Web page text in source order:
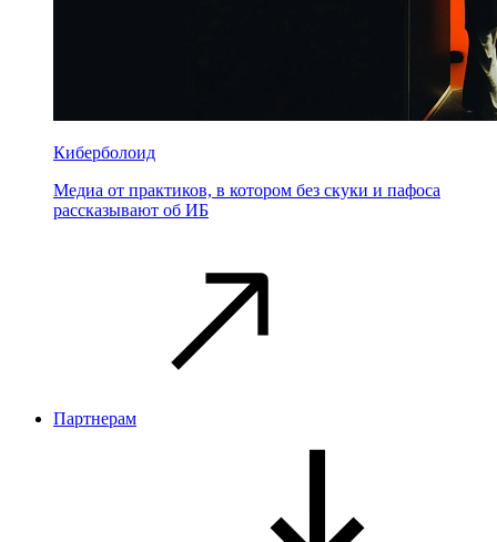
Киберболоид
Медиа от практиков, в котором без скуки и пафоса
рассказывают об ИБ
Партнерам